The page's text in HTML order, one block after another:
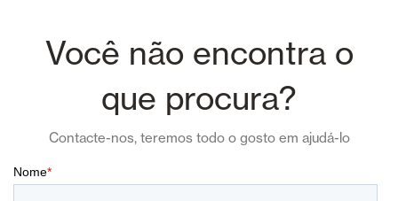
Você não encontra o
que procura?
Contacte-nos, teremos todo o gosto em ajudá-lo